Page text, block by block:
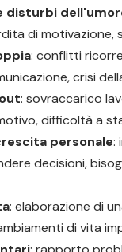
disturbi
di motivazione,
: conflitti
crisi
: sovraccarico
difficoltà a
personale:
decisioni,
: elaborazione di
di vita